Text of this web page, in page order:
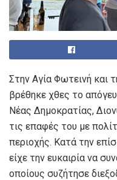
Στην Αγία Φωτεινή και
βρέθηκε χθες το
Νέας Δημοκρατίας,
τις επαφές του με
περιοχής. Κατά την
είχε την ευκαιρία να
οποίους συζήτησε